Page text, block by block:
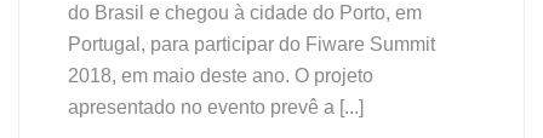
do Brasil e chegou à cidade do Porto, em
Portugal, para participar do Fiware Summit
2018, em maio deste ano. O projeto
apresentado no evento prevê a [...]